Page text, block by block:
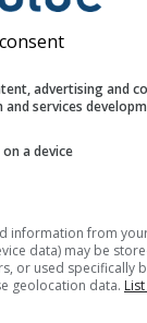
όπως
ένα από τα
δεν θα
ύψη σε καλές
advertising and
and services
a device
information from
data) may be
or used specifically
geolocation data.